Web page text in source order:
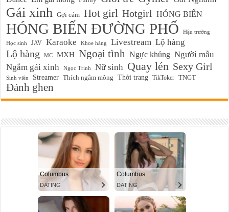
Gái xinh Gợi cảm Hot girl Hotgirl HÓNG BIẾN
HÓNG BIẾN ĐƯỜNG PHỐ
Hậu trường
Học sinh
JAV Karaoke Khoe hàng Livestream Lộ hàng
Lộ hàng MC MXH Ngoại tình Ngực khủng Người mẫu
Ngắm gái xinh
Ngọc Trinh Nữ sinh Quay lén Sexy Girl
Sinh viên Streamer Thích ngắm mông Thời trang TikToker TNGT
Đánh ghen